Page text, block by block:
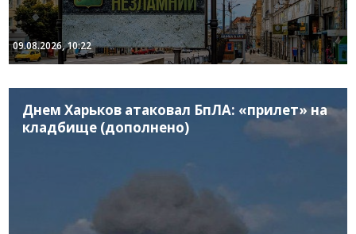
09.08.2026, 10:22
Днем Харьков атаковал БпЛА: «прилет» на
кладбище (дополнено)